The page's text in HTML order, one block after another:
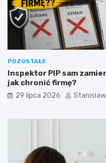
POZOSTAŁE
Inspektor PIP sam
jak chronić firmę?
29 lipca 2026